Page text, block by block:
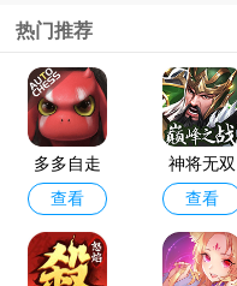
热门推荐
多多自走
棋官方版
查看
神将无双
最新版
查看